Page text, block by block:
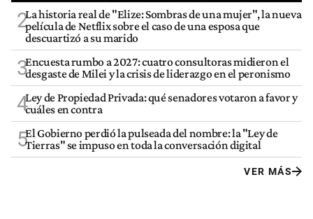
2La historia real de "Elize: Sombras de una mujer", la nueva
película de Netflix sobre el caso de una esposa que
descuartizó a su marido
3Encuesta rumbo a 2027: cuatro consultoras midieron el
desgaste de Milei y la crisis de liderazgo en el peronismo
4Ley de Propiedad Privada: qué senadores votaron a favor y
cuáles en contra
5El Gobierno perdió la pulseada del nombre: la "Ley de
Tierras" se impuso en toda la conversación digital
VER MÁS